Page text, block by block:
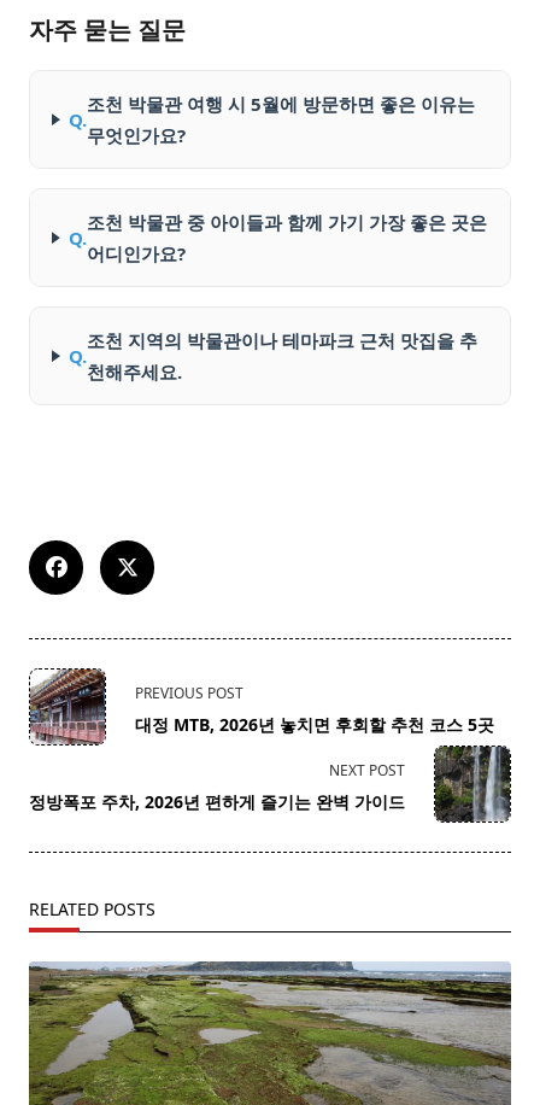
자주 묻는 질문
Q.
조천 박물관 여행 시 5월에 방문하면 좋은 이유는
무엇인가요?
Q.
조천 박물관 중 아이들과 함께 가기 가장 좋은 곳은
어디인가요?
Q.
조천 지역의 박물관이나 테마파크 근처 맛집을 추
천해주세요.
<span
class="nav-
subtitle
reader-
PREVIOUS POST
대정 MTB, 2026년 놓치면 후회할 추천 코스 5곳
NEXT POST
정방폭포 주차, 2026년 편하게 즐기는 완벽 가이드
RELATED POSTS